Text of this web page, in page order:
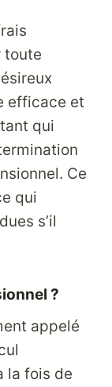
toute
efficace et
qui
Ce
qui
s’il
?
appelé
la fois de